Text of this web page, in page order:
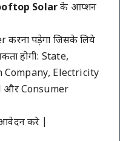
Solarके आप्शन
पड़ेगा जिसके लिये
होगी: State,
Electricity
और Consumer
करे |